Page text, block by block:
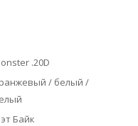
.20D
/ белый /
Байк